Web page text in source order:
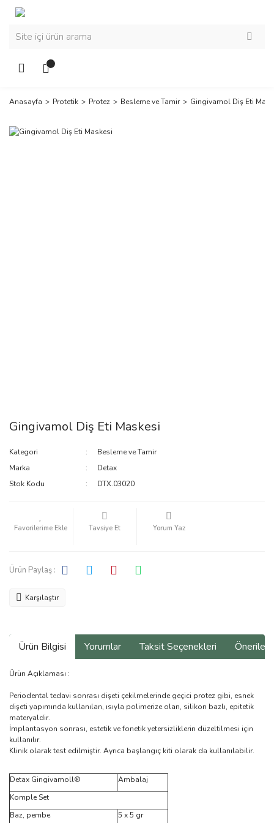
Anasayfa Protetik Protez Besleme ve Tamir Gingivamol Diş Eti
Gingivamol Diş Eti Maskesi
Kategori
Besleme ve Tamir
Marka
Detax
Stok Kodu
DTX.03020
Tavsiye Et Yorum Yaz
Ürün Paylaş :
Karşılaştır
Ürün Bilgisi Yorumlar Taksit Seçenekleri
Ürün Açıklaması :
Periodental tedavi sonrası dişeti çekilmelerinde geçici protez gibi, esnek
dişeti yapımında kullanılan, ısıyla polimerize olan, silikon bazlı, epitetik
materyaldir.
İmplantasyon sonrası, estetik ve fonetik yetersizliklerin düzeltilmesi için
kullanılır.
Klinik olarak test edilmiştir. Ayrıca başlangıç kiti olarak da kullanılabilir.
Detax Gingivamoll®
Ambalaj
Komple Set
Baz, pembe
5 x 5 gr